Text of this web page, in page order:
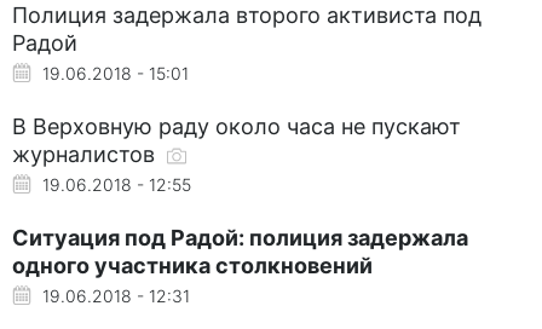
Полиция задержала второго активиста под
Радой
19.06.2018 - 15:01
В Верховную раду около часа не пускают
журналистов
19.06.2018 - 12:55
Ситуация под Радой: полиция задержала
одного участника столкновений
19.06.2018 - 12:31